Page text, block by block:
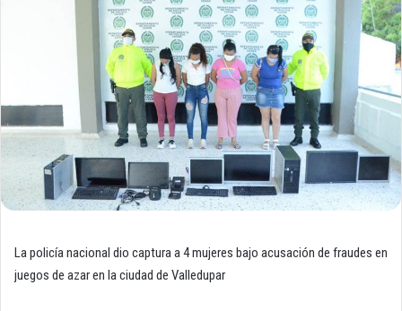
La policía nacional dio captura a 4 mujeres bajo acusación de fraudes en
juegos de azar en la ciudad de Valledupar